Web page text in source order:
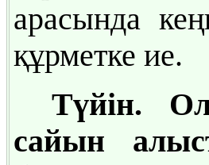
арасында
құрметке ие.
Түйін.
сайын